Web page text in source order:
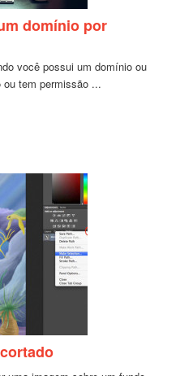
domínio por
você possui um domínio ou
tem permissão ...